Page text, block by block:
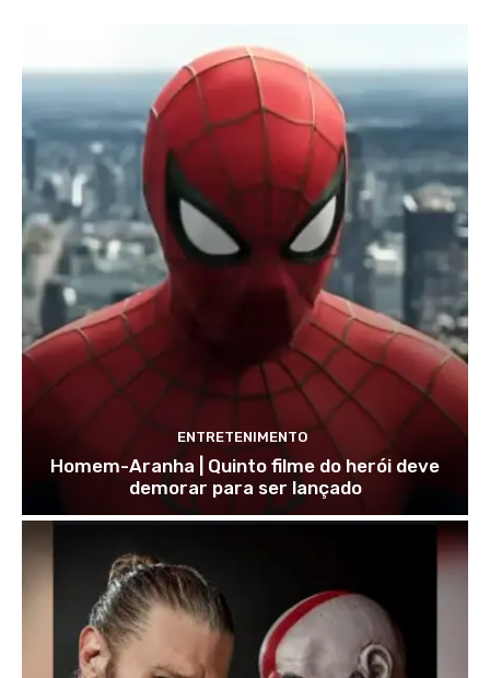
ENTRETENIMENTO
Homem-Aranha | Quinto filme do herói deve
demorar para ser lançado